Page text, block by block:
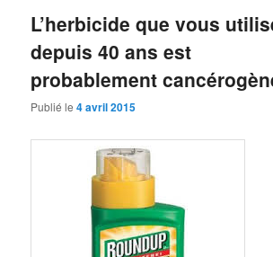
principal
secondaire
L’herbicide que vous
depuis 40 ans est
probablement
Publié le4 avril 2015